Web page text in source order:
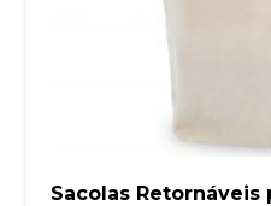
Sacolas Retornáveis